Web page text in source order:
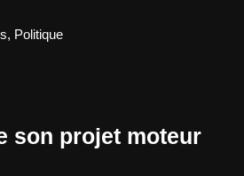
, Politique
son projet moteur